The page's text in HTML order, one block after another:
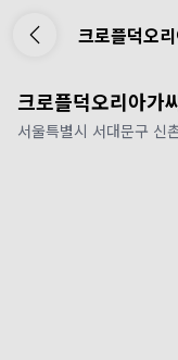
크로플덕오
크로플덕오리아가
서울특별시 서대문구 신